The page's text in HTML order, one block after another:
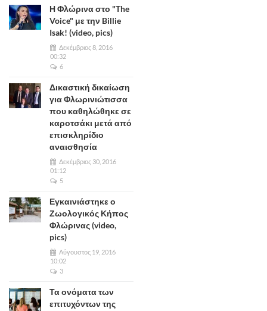
Η Φλώρινα στο "The
Voice" με την Billie
Isak! (video, pics)
Δεκέμβριος 8, 2016
00:32
6
Δικαστική δικαίωση
για Φλωρινιώτισσα
που καθηλώθηκε σε
καροτσάκι μετά από
επισκληρίδιο
αναισθησία
Δεκέμβριος 30, 2016
01:12
5
Εγκαινιάστηκε ο
Ζωολογικός Κήπος
Φλώρινας (video,
pics)
Αύγουστος 19, 2016
10:02
3
Τα ονόματα των
επιτυχόντων της